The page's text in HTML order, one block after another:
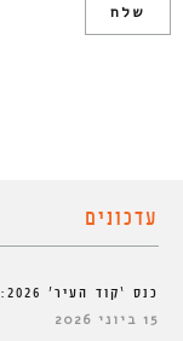
עדכונים
כנס ‘קוד העיר’ 2026: פענוח ועיצוב עיר המחר
15 ביוני 2026